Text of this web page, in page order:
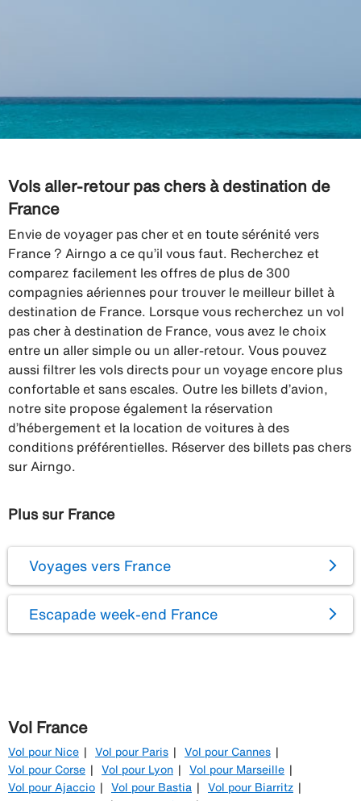
Vols aller-retour pas chers à destination de
France
Envie de voyager pas cher et en toute sérénité vers
France ? Airngo a ce qu’il vous faut. Recherchez et
comparez facilement les offres de plus de 300
compagnies aériennes pour trouver le meilleur billet à
destination de France. Lorsque vous recherchez un vol
pas cher à destination de France, vous avez le choix
entre un aller simple ou un aller-retour. Vous pouvez
aussi filtrer les vols directs pour un voyage encore plus
confortable et sans escales. Outre les billets d’avion,
notre site propose également la réservation
d’hébergement et la location de voitures à des
conditions préférentielles. Réserver des billets pas chers
sur Airngo.
Plus sur France
Voyages vers France
Escapade week-end France
Vol France
Vol pour Nice Vol pour Paris
Vol pour Cannes
Vol pour Corse
Vol pour Lyon
Vol pour Marseille
Vol pour Ajaccio
Vol pour Bastia
Vol pour Biarritz